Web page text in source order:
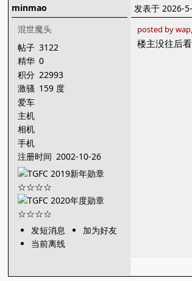
minmao
混世魔头
帖子 3122
精华 0
积分 22993
激骚 159 度
爱车
主机
相机
手机
注册时间 2002-10-26
发短消息
加为好友
当前离线
发表于 2026-
posted by
楼主没往后